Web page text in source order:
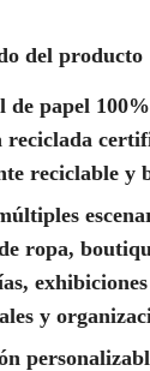
del producto
de papel
reciclada
reciclable y
ropa,
y